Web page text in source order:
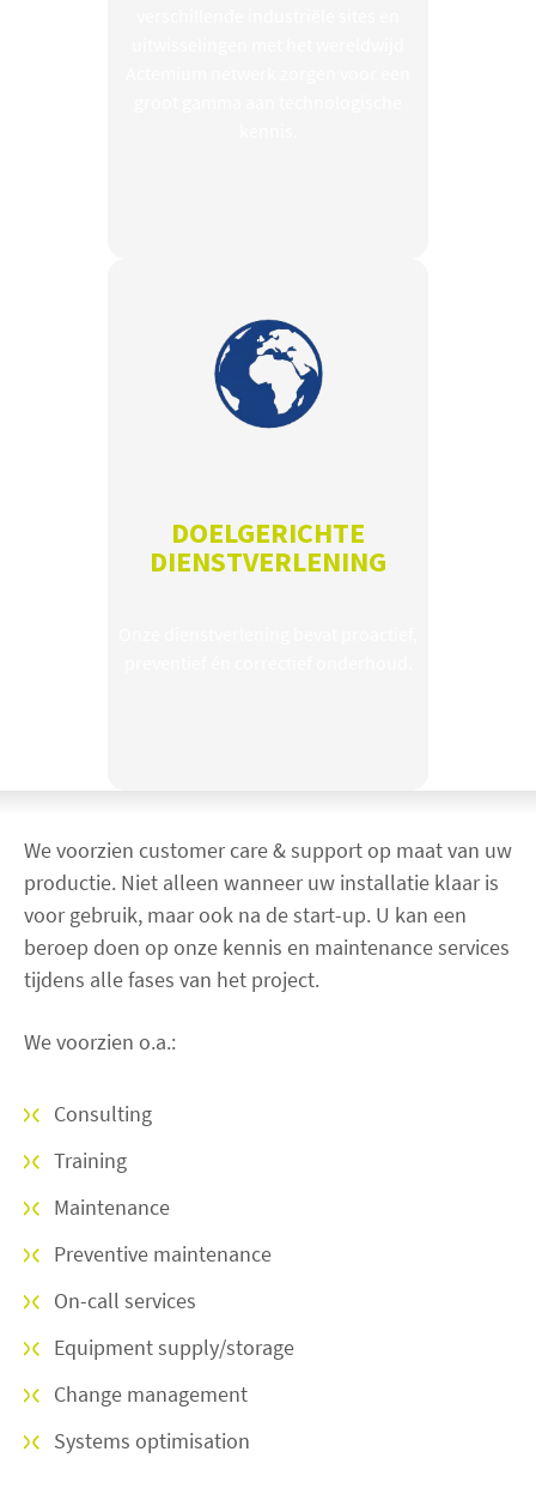
DOELGERICHTE
DIENSTVERLENING
We voorzien customer care & support op maat van uw
productie. Niet alleen wanneer uw installatie klaar is
voor gebruik, maar ook na de start-up. U kan een
beroep doen op onze kennis en maintenance services
tijdens alle fases van het project.
We voorzien o.a.:
Consulting
Training
Maintenance
Preventive maintenance
On-call services
Equipment supply/storage
Change management
Systems optimisation